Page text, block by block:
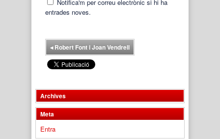
Notifica'm per correu electrònic si hi ha
entrades noves.
◂Robert Font i Joan Vendrell
Archives
Meta
Entra